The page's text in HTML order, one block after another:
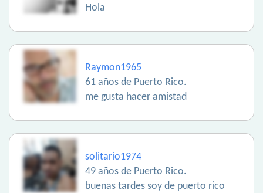
Hola
Raymon1965
61 años de Puerto Rico.
me gusta hacer amistad
solitario1974
49 años de Puerto Rico.
buenas tardes soy de puerto rico